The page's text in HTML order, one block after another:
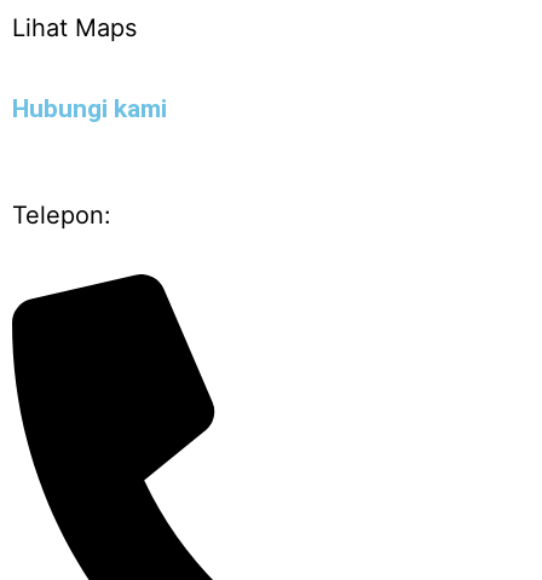
Lihat Maps
Hubungi kami
Telepon: